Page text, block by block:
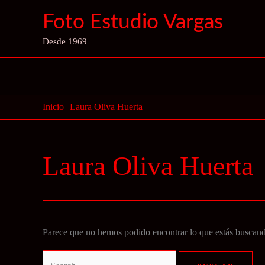
Foto Estudio Vargas
Desde 1969
Inicio Laura Oliva Huerta
Laura Oliva Huerta
Parece que no hemos podido encontrar lo que estás